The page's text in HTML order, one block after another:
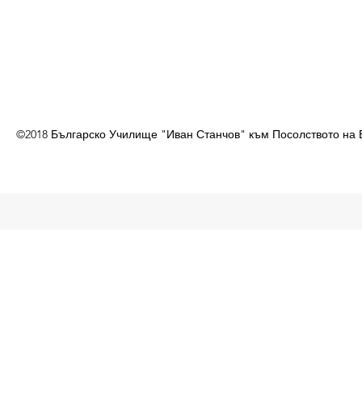
©2018 Българско Училище "Иван Станчов" към Посолството на